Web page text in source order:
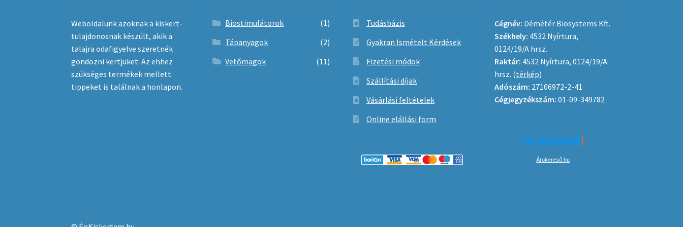
Weboldalunk azoknak a kiskert-
tulajdonosnak készült, akik a
talajra odafigyelve szeretnék
gondozni kertjüket. Az ehhez
szükséges termékek mellett
tippeket is találnak a honlapon.
Biostimulátorok
(1)
Tápanyagok
(2)
Vetőmagok
(11)
Tudásbázis
Gyakran Ismételt Kérdések
Fizetési módok
Szállítási díjak
Vásárlási feltételek
Online elállási form
Cégnév: Démétér Biosystems Kft.
Székhely: 4532 Nyírtura,
0124/19/A hrsz.
Raktár: 4532 Nyírtura, 0124/19/A
hrsz. (térkép)
Adószám: 27106972-2-41
Cégjegyzékszám: 01-09-349782
Árukereső.hu